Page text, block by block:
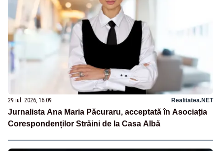
29 iul. 2026, 16:09 Realitatea.NET
Jurnalista Ana Maria Păcuraru, acceptată în Asociația
Corespondenților Străini de la Casa Albă